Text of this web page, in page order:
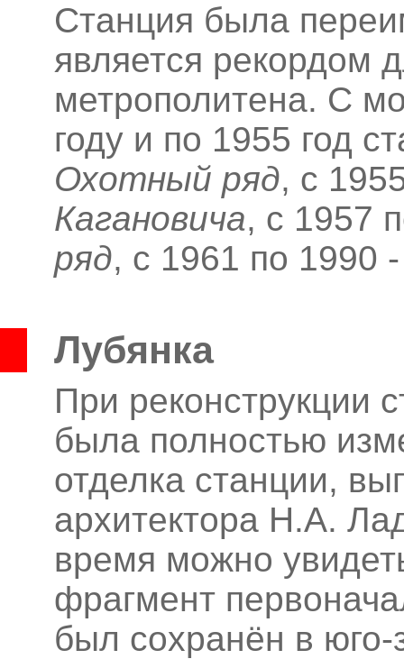
Станция была
является рекордом
метрополитена. С
году и по 1955 год
Охотный ряд, с
Кагановича, с 1957
ряд, с 1961 по 1990
Лубянка
При реконструкции
была полностью
отделка станции,
архитектора Н.А.
время можно
фрагмент
был сохранён в